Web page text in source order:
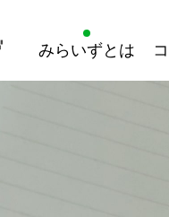
みらいずとは